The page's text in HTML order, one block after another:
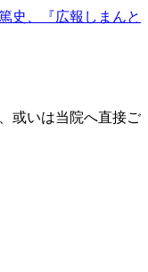
史、『広報しまんと
或いは当院へ直接ご